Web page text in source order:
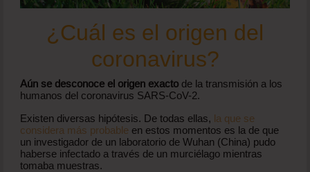
¿Cuál es el origen del
coronavirus?
Aún se desconoce el origen exacto de la transmisión a los
humanos del coronavirus SARS-CoV-2.
Existen diversas hipótesis. De todas ellas, la que se
considera más probable en estos momentos es la de que
un investigador de un laboratorio de Wuhan (China) pudo
haberse infectado a través de un murciélago mientras
tomaba muestras.